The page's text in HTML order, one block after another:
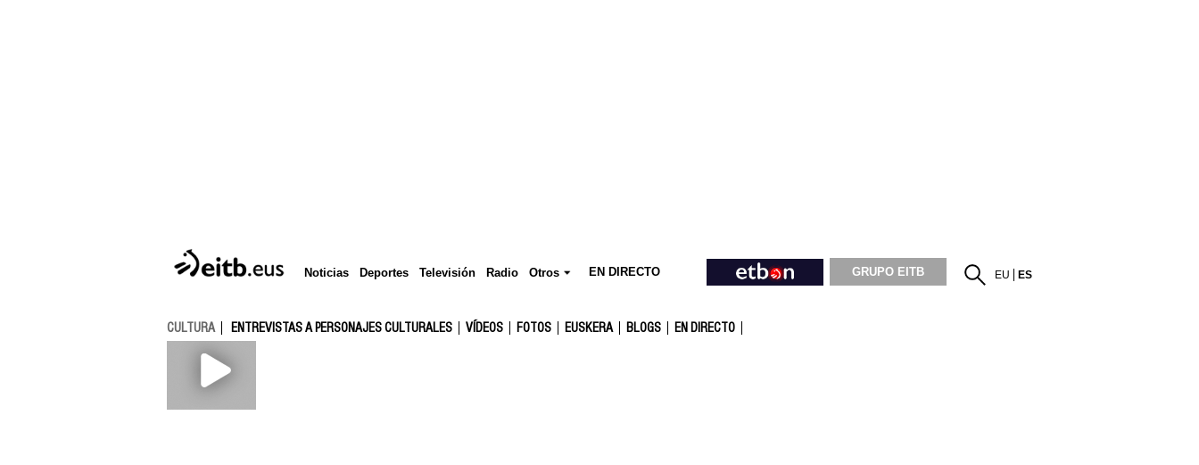
Noticias Deportes Televisión Radio Otros EN DIRECTO GRUPO EITB EU ES
CULTURA ENTREVISTAS A PERSONAJES CULTURALES VÍDEOS FOTOS EUSKERA BLOGS EN DIRECTO